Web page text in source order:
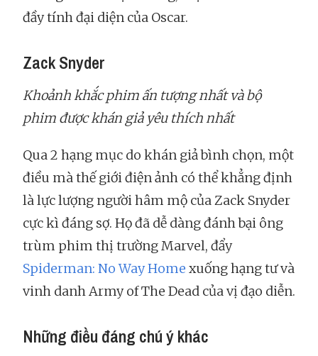
đầy tính đại diện của Oscar.
Zack Snyder
Khoảnh khắc phim ấn tượng nhất và bộ
phim được khán giả yêu thích nhất
Qua 2 hạng mục do khán giả bình chọn, một
điều mà thế giới điện ảnh có thể khẳng định
là lực lượng người hâm mộ của Zack Snyder
cực kì đáng sợ. Họ đã dễ dàng đánh bại ông
trùm phim thị trường Marvel, đẩy
Spiderman: No Way Home xuống hạng tư và
vinh danh Army of The Dead của vị đạo diễn.
Những điều đáng chú ý khác